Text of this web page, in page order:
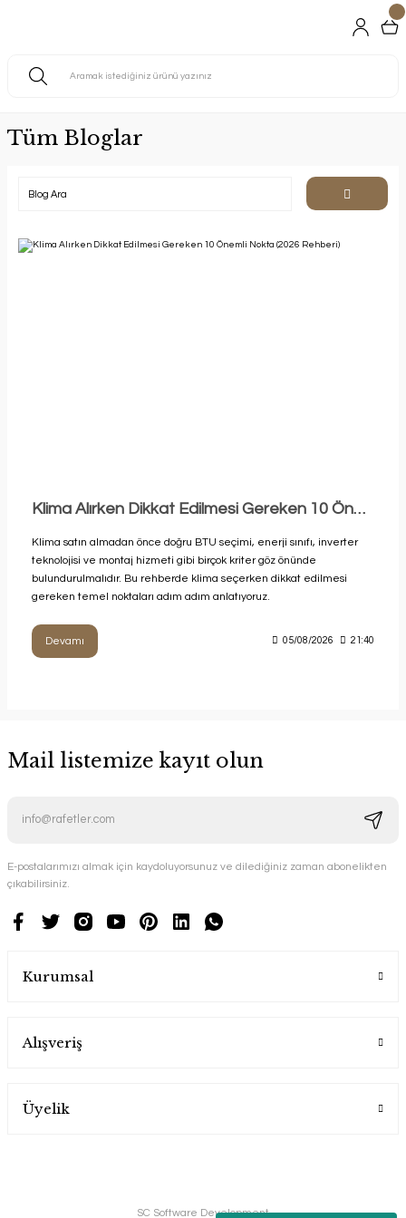
Tüm Bloglar
Klima Alırken Dikkat Edilmesi Gereken 10 Önemli Nokta (2026 Rehberi)
Klima satın almadan önce doğru BTU seçimi, enerji sınıfı, inverter
teknolojisi ve montaj hizmeti gibi birçok kriter göz önünde
bulundurulmalıdır. Bu rehberde klima seçerken dikkat edilmesi
gereken temel noktaları adım adım anlatıyoruz.
Devamı 05/08/2026 21:40
Mail listemize kayıt olun
E-postalarımızı almak için kaydoluyorsunuz ve dilediğiniz zaman abonelikten
çıkabilirsiniz.
Kurumsal
Alışveriş
Üyelik
SC Software Development